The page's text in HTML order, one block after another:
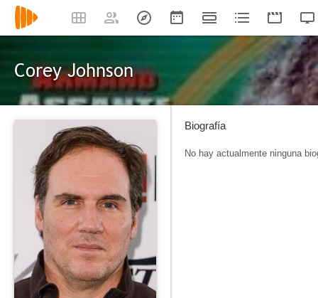
Corey Johnson
Biografía
No hay actualmente ninguna